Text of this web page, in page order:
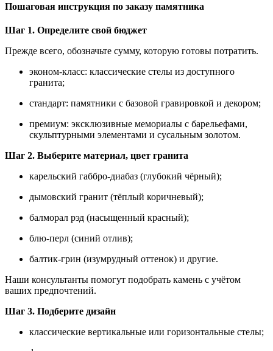
Пошаговая инструкция по заказу памятника
Шаг 1. Определите свой бюджет
Прежде всего, обозначьте сумму, которую готовы потратить.
эконом‑класс: классические стелы из доступного
гранита;
стандарт: памятники с базовой гравировкой и декором;
премиум: эксклюзивные мемориалы с барельефами,
скульптурными элементами и сусальным золотом.
Шаг 2. Выберите материал, цвет гранита
карельский габбро‑диабаз (глубокий чёрный);
дымовский гранит (тёплый коричневый);
балморал рэд (насыщенный красный);
блю‑перл (синий отлив);
балтик‑грин (изумрудный оттенок) и другие.
Наши консультанты помогут подобрать камень с учётом
ваших предпочтений.
Шаг 3. Подберите дизайн
классические вертикальные или горизонтальные стелы;